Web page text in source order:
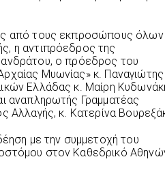
από τους εκπροσώπους όλων
η αντιπρόεδρος της
ο πρόεδρος του
Μυωνίας» κ. Παναγιώτης
Ελλάδας κ. Μαίρη
αναπληρωτής Γραμματέας
Αλλαγής, κ. Κατερίνα
με την συμμετοχή του
στον Καθεδρικό